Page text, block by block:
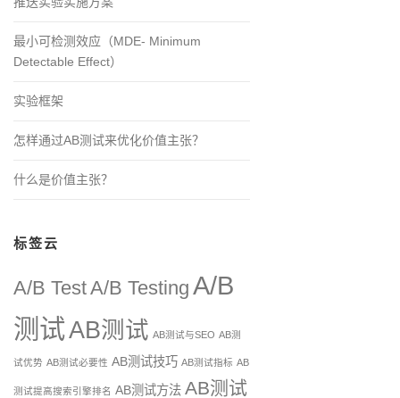
最小可检测效应（MDE- Minimum
Detectable Effect）
实验框架
怎样通过AB测试来优化价值主张？
什么是价值主张？
标签云
A/B TestA/B Testing A/B
测试AB测试 AB测试与SEO AB测
试优势 AB测试必要性 AB测试技巧 AB测试指标 AB
测试提高搜索引擎排名 AB测试方法 AB测试